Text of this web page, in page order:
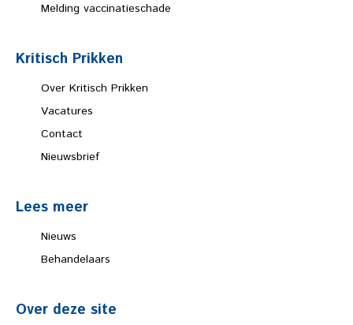
Melding vaccinatieschade
Kritisch Prikken
Over Kritisch Prikken
Vacatures
Contact
Nieuwsbrief
Lees meer
Nieuws
Behandelaars
Over deze site